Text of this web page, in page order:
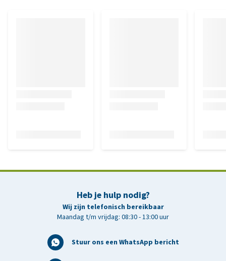
Heb je hulp nodig?
Wij zijn telefonisch bereikbaar
Maandag t/m vrijdag: 08:30 - 13:00 uur
Stuur ons een WhatsApp bericht